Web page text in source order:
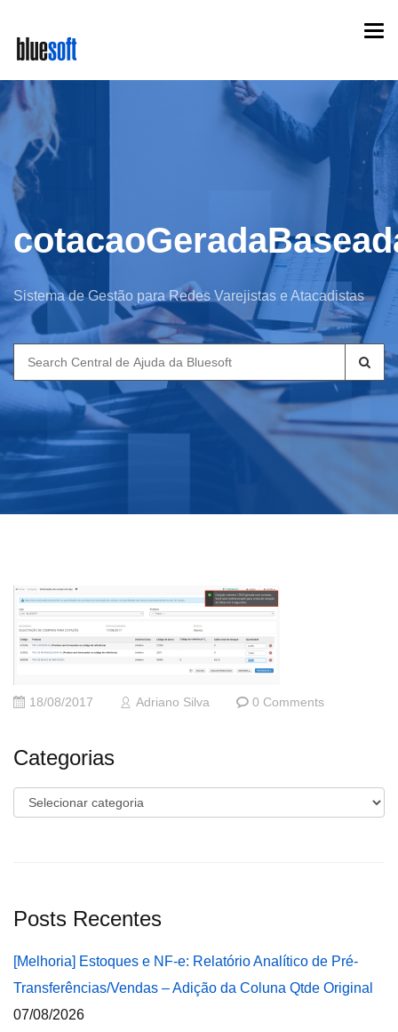
main
content
Sistema de Gestão para Redes Varejistas e Atacadistas
Search
for:
18/08/2017 Adriano Silva 0 Comments
Categorias
Categorias
Posts Recentes
[Melhoria] Estoques e NF-e: Relatório Analítico de Pré-
Transferências/Vendas – Adição da Coluna Qtde Original
07/08/2026